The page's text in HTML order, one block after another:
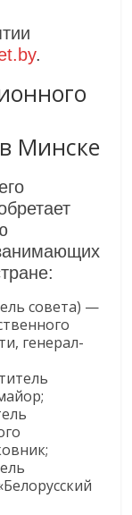
.
Минске
совета) —
генерал-